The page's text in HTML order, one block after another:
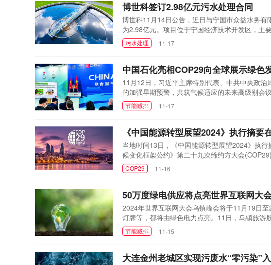
博世科签订2.98亿元污水处理合同
博世科11月14日公告，近日与宁国市众益水务
为2.98亿元。项目位于宁国经济技术开发区，主
司作为牵头人负责项目的投标、施工及质保期内
境治理业务，对未来经营业绩产生积极影响。合
污水处理 11-17
中国石化亮相COP29向全球展示绿色
11月12日，习近平主席特别代表、中共中央政
的加强早期预警，共筑气候适应的未来高级别会
月12日，马永生在COP29首届亚布力可持续发
九次缔约方大会(COP29)召开之际，马永生还应
节能减排 11-17
《中国能源转型展望2024》执行摘要
当地时间13日，《中国能源转型展望2024》执
候变化框架公约》第二十九次缔约方大会
与新能源发展的中国角边会活动上亮相。作为将
分，《执行摘要》指出，能源转型能为中国实现
COP29 11-16
50万度绿电供应将点亮世界互联网大
2024年世界互联网大会乌镇峰会将于11月19日
灯牌等，都将由绿色电力点亮。11日，乌镇旅
兴）综合能源服务有限公司三方正式签订绿色电
绿色澎湃的电能，经由特高压网络跨越万里河山
节能减排 11-15
大连金州老城区实现污废水“零污染”